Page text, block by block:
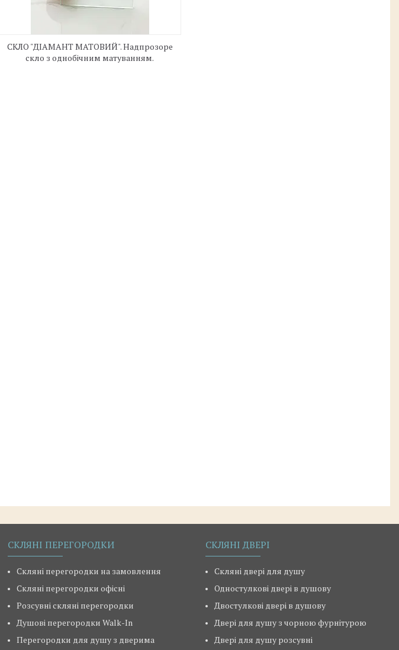
СКЛО "ДІАМАНТ МАТОВИЙ". Надпрозоре
скло з однобічним матуванням.
СКЛЯНІ ПЕРЕГОРОДКИ
Скляні перегородки на замовлення
Скляні перегородки офісні
Розсувні скляні перегородки
Душові перегородки Walk-In
Перегородки для душу з дверима
СКЛЯНІ ДВЕРІ
Скляні двері для душу
Одностулкові двері в душову
Двостулкові двері в душову
Двері для душу з чорною фурнітурою
Двері для душу розсувні